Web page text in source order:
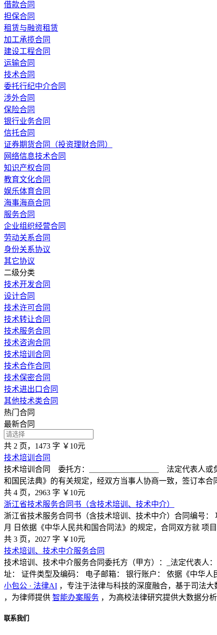
借款合同
担保合同
租赁与融资租赁
加工承揽合同
建设工程合同
运输合同
技术合同
委托行纪中介合同
涉外合同
保险合同
银行业务合同
信托合同
证券期货合同（投资理财合同）
网络信息技术合同
知识产权合同
教育文化合同
娱乐体育合同
海事海商合同
服务合同
企业组织经营合同
劳动关系合同
身份关系协议
其它协议
二级分类
技术开发合同
设计合同
技术许可合同
技术转让合同
技术服务合同
技术咨询合同
技术培训合同
技术合作合同
技术保密合同
技术进出口合同
其他技术类合同
热门合同
最新合同
共 2 页，1473 字 ￥10元
技术培训合同
技术培训合同 委托方：＿＿＿＿＿＿＿＿＿ 法定代表人
和国民法典》的有关规定，经双方当事人协商一致，签订
共 4 页，2963 字 ￥10元
浙江省技术服务合同书（含技术培训、技术中介）
浙江省技术服务合同书（含技术培训、技术中介）合同编号
月 日依据《中华人民共和国合同法》的规定，合同双方就 项
共 3 页，2027 字 ￥10元
技术培训、技术中介服务合同
技术培训、技术中介服务合同委托方（甲方）：_法定代表人
址： 证件类型及编码： 电子邮箱： 银行账户： 依据《中华人
小包公 · 法律AI ，专注于法律与科技的深度融合，基于司法
，为律师提供 智能办案服务 ，为高校法律研究提供大数据分
联系我们